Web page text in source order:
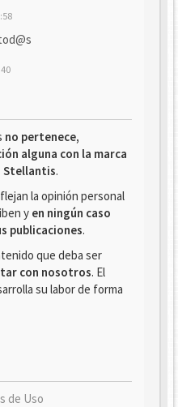
no pertenece,
alguna con la marca
Stellantis.
la opinión personal
y en ningún caso
publicaciones.
que deba ser
con nosotros. El
su labor de forma
de Uso